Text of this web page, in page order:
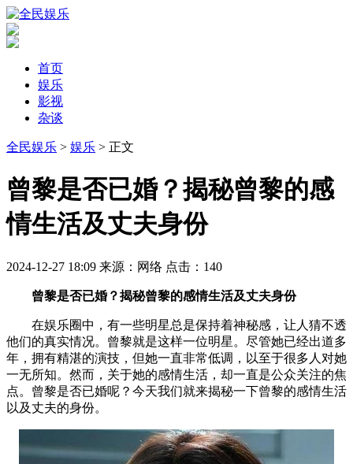
首页
娱乐
影视
杂谈
全民娱乐 > 娱乐 > 正文
​曾黎是否已婚？揭秘曾黎的感
情生活及丈夫身份
2024-12-27 18:09 来源：网络 点击： 140
曾黎是否已婚？揭秘曾黎的感情生活及丈夫身份
在娱乐圈中，有一些明星总是保持着神秘感，让人猜不透
他们的真实情况。曾黎就是这样一位明星。尽管她已经出道多
年，拥有精湛的演技，但她一直非常低调，以至于很多人对她
一无所知。然而，关于她的感情生活，却一直是公众关注的焦
点。曾黎是否已婚呢？今天我们就来揭秘一下曾黎的感情生活
以及丈夫的身份。